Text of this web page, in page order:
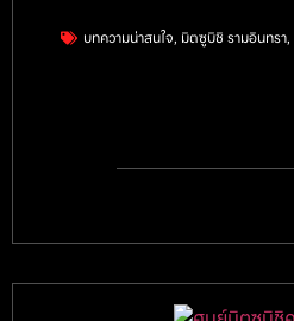
บทความน่าสนใจ, มิตซูบิชิ รามอินทรา,